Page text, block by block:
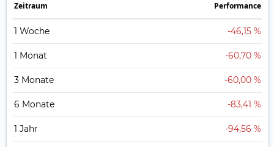
Zeitraum Perfor­mance
1 Woche -46,15 %
1 Monat -60,70 %
3 Monate -60,00 %
6 Monate -83,41 %
1 Jahr -94,56 %